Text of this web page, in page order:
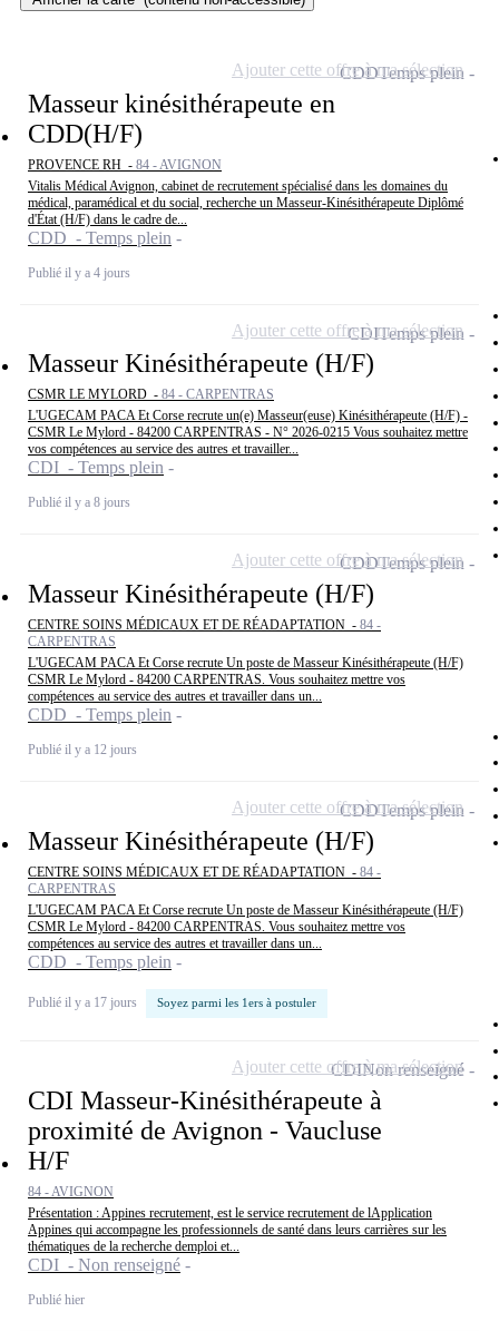
Masseur kinésithérapeute en
CDD(H/F)
PROVENCE RH - 84 - AVIGNON
Vitalis Médical Avignon, cabinet de recrutement spécialisé dans les domaines du
médical, paramédical et du social, recherche un Masseur-Kinésithérapeute Diplômé
d'État (H/F) dans le cadre de...
CDD - Temps plein
Publié il y a 4 jours
CDDTemps plein
Ajouter cette offre à ma sélection
Masseur Kinésithérapeute (H/F)
CSMR LE MYLORD - 84 - CARPENTRAS
L'UGECAM PACA Et Corse recrute un(e) Masseur(euse) Kinésithérapeute (H/F) -
CSMR Le Mylord - 84200 CARPENTRAS - N° 2026-0215 Vous souhaitez mettre
vos compétences au service des autres et travailler...
CDI - Temps plein
Publié il y a 8 jours
CDITemps plein
Ajouter cette offre à ma sélection
Masseur Kinésithérapeute (H/F)
CENTRE SOINS MÉDICAUX ET DE RÉADAPTATION - 84 -
CARPENTRAS
L'UGECAM PACA Et Corse recrute Un poste de Masseur Kinésithérapeute (H/F)
CSMR Le Mylord - 84200 CARPENTRAS. Vous souhaitez mettre vos
compétences au service des autres et travailler dans un...
CDD - Temps plein
Publié il y a 12 jours
CDDTemps plein
Ajouter cette offre à ma sélection
Masseur Kinésithérapeute (H/F)
CENTRE SOINS MÉDICAUX ET DE RÉADAPTATION - 84 -
CARPENTRAS
L'UGECAM PACA Et Corse recrute Un poste de Masseur Kinésithérapeute (H/F)
CSMR Le Mylord - 84200 CARPENTRAS. Vous souhaitez mettre vos
compétences au service des autres et travailler dans un...
CDD - Temps plein
Publié il y a 17 jours Soyez parmi les 1ers à postuler
CDDTemps plein
Ajouter cette offre à ma sélection
CDI Masseur-Kinésithérapeute à
proximité de Avignon - Vaucluse
H/F
84 - AVIGNON
Présentation : Appines recrutement, est le service recrutement de lApplication
Appines qui accompagne les professionnels de santé dans leurs carrières sur les
thématiques de la recherche demploi et...
CDI - Non renseigné
Publié hier
CDINon renseigné
Ajouter cette offre à ma sélection